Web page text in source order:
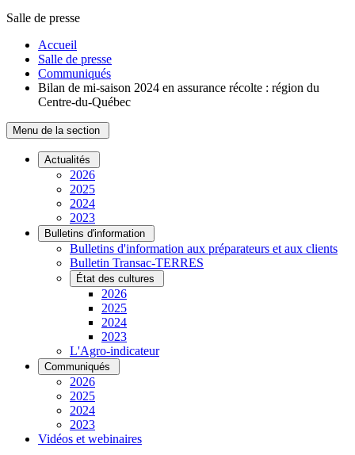
Salle de presse
Accueil
Salle de presse
Communiqués
Bilan de mi-saison 2024 en assurance récolte : région du
Centre-du-Québec
Menu de la section
Actualités
2026
2025
2024
2023
Bulletins d'information
Bulletins d'information aux préparateurs et aux clients
Bulletin Transac-TERRES
État des cultures
2026
2025
2024
2023
L'Agro-indicateur
Communiqués
2026
2025
2024
2023
Vidéos et webinaires